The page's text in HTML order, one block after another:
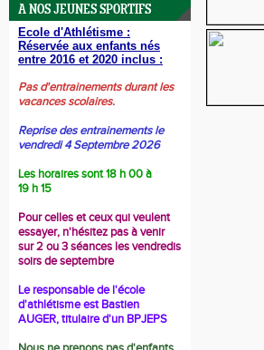
A NOS JEUNES SPORTIFS
Ecole d'Athlétisme :
Réservée aux enfants nés
entre 2016 et 2020 inclus :
Pas d'entrainements durant les
vacances scolaires.
Reprise des entrainements le
vendredi 4 Septembre 2026
Les horaires sont 18 h 00 à
19 h 15
Pour celles et ceux qui veulent
essayer, n'hésitez pas à venir
sur 2 ou 3 séances les vendredis
soirs de septembre
Le responsable de l'école
d'athlétisme est Bastien
AUGER, titulaire d'un BPJEPS